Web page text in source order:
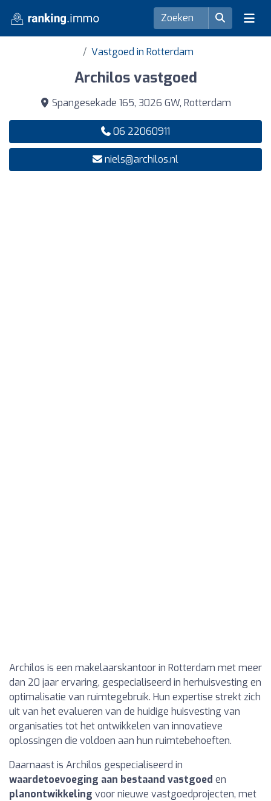
Vastgoed in Rotterdam
Archilos vastgoed
Spangesekade 165, 3026 GW, Rotterdam
06 22060911
niels@archilos.nl
Archilos is een makelaarskantoor in Rotterdam met meer
dan 20 jaar ervaring, gespecialiseerd in herhuisvesting en
optimalisatie van ruimtegebruik. Hun expertise strekt zich
uit van het evalueren van de huidige huisvesting van
organisaties tot het ontwikkelen van innovatieve
oplossingen die voldoen aan hun ruimtebehoeften.
Daarnaast is Archilos gespecialiseerd in
waardetoevoeging aan bestaand vastgoed en
planontwikkeling voor nieuwe vastgoedprojecten, met